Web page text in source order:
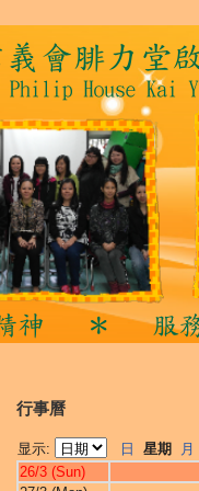
行事曆
显示: 日 星期 月
26/3 (Sun)